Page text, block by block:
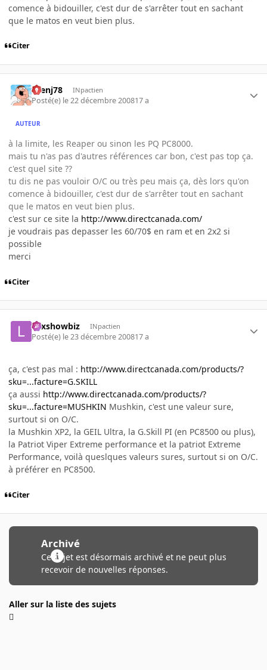
comence à bidouiller, c'est dur de s'arrêter tout en sachant
que le matos en veut bien plus.
Citer
rbenj78 INpactien
Posté(e) le 22 décembre 200817 a
AUTEUR
à la limite, les Reaper ou sinon les PQ PC8000.
mais tu n'as pas d'autres références car bon, c'est pas top ça.
c'est quel site ??
tu dis ne pas vouloir O/C ou très peu mais ça, dès lors qu'on
comence à bidouiller, c'est dur de s'arrêter tout en sachant
que le matos en veut bien plus.
c'est sur ce site la http://www.directcanada.com/
je voudrais pas depasser les 60/70$ en ram et en 2x2 si
possible
merci
Citer
Lexshowbiz INpactien
Posté(e) le 23 décembre 200817 a
ça, c'est pas mal : http://www.directcanada.com/products/?
sku=...facture=G.SKILL
ça aussi http://www.directcanada.com/products/?
sku=...facture=MUSHKIN Mushkin, c'est une valeur sure,
surtout si on O/C.
la Mushkin XP2, la GEIL Ultra, la G.Skill PI (en PC8500 ou plus),
la Patriot Viper Extreme performance et la patriot Extreme
Performance, voilà queslques valeurs sures, surtout si on O/C.
à préférer en PC8500.
Citer
Archivé
Ce sujet est désormais archivé et ne peut plus
recevoir de nouvelles réponses.
Aller sur la liste des sujets